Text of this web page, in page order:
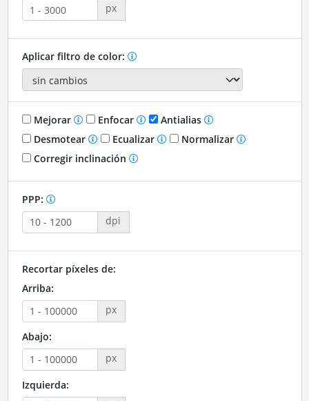
px
Aplicar filtro de color:
Mejorar Enfocar
Antialias
Desmotear
Ecualizar
Normalizar
Corregir inclinación
PPP:
dpi
Recortar píxeles de:
Arriba:
px
Abajo:
px
Izquierda: